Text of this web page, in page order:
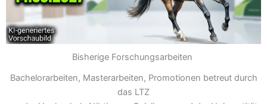
Bisherige Forschungsarbeiten
Bachelorarbeiten, Masterarbeiten, Promotionen betreut durch
das LTZ